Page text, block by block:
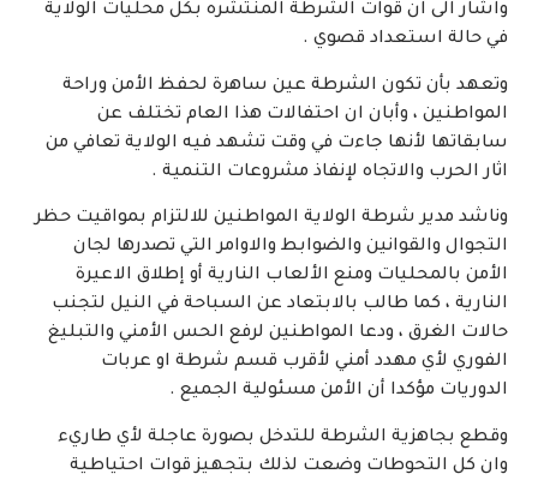
واشار الى ان قوات الشرطة المنتشره بكل محليات الولاية
في حالة استعداد قصوي .
وتعهد بأن تكون الشرطة عين ساهرة لحفظ الأمن وراحة
المواطنين ، وأبان ان احتفالات هذا العام تختلف عن
سابقاتها لأنها جاءت في وقت تشهد فيه الولاية تعافي من
اثار الحرب والاتجاه لإنفاذ مشروعات التنمية .
وناشد مدير شرطة الولاية المواطنين للالتزام بمواقيت حظر
التجوال والقوانين والضوابط والاوامر التي تصدرها لجان
الأمن بالمحليات ومنع الألعاب النارية أو إطلاق الاعيرة
النارية ، كما طالب بالابتعاد عن السباحة في النيل لتجنب
حالات الغرق ، ودعا المواطنين لرفع الحس الأمني والتبليغ
الفوري لأي مهدد أمني لأقرب قسم شرطة او عربات
الدوريات مؤكدا أن الأمن مسئولية الجميع .
وقطع بجاهزية الشرطة للتدخل بصورة عاجلة لأي طاريء
وان كل التحوطات وضعت لذلك بتجهيز قوات احتياطية